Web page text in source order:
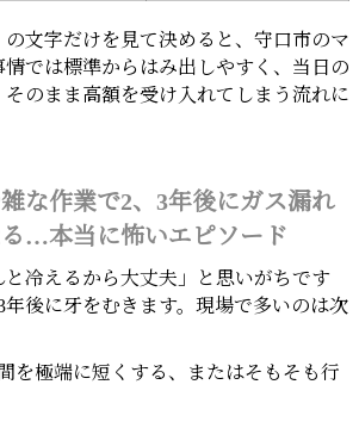
文字だけを見て決めると、守口市のマ
情では標準からはみ出しやすく、当日の
のまま高額を受け入れてしまう流れに
な作業で2、3年後にガス漏れ
…本当に怖いエピソード
冷えるから大丈夫」と思いがちです
年後に牙をむきます。現場で多いのは次
を極端に短くする、またはそもそも行